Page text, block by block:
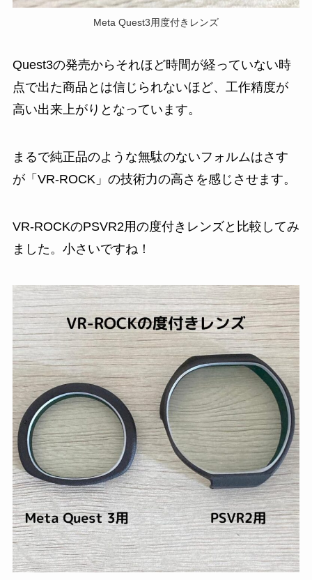
Meta Quest3用度付きレンズ
Quest3の発売からそれほど時間が経っていない時
点で出た商品とは信じられないほど、工作精度が
高い出来上がりとなっています。
まるで純正品のような無駄のないフォルムはさす
が「VR-ROCK」の技術力の高さを感じさせます。
VR-ROCKのPSVR2用の度付きレンズと比較してみ
ました。小さいですね！